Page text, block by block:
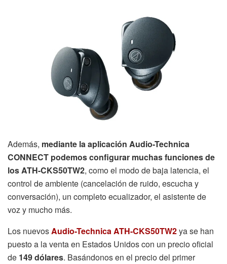
Además, mediante la aplicación Audio-Technica
CONNECT podemos configurar muchas funciones de
los ATH-CKS50TW2, como el modo de baja latencia, el
control de ambiente (cancelación de ruido, escucha y
conversación), un completo ecualizador, el asistente de
voz y mucho más.
Los nuevosAudio-Technica ATH-CKS50TW2ya se han
puesto a la venta en Estados Unidos con un precio oficial
de 149 dólares. Basándonos en el precio del primer